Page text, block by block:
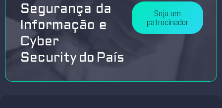
Segurança da
Informação e
Cyber
Security do País
Seja um
patrocinador